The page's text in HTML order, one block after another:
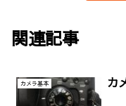
関連記事
カメラ基本 カ